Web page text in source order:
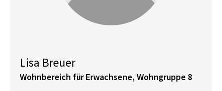
Lisa Breuer
Wohnbereich für Erwachsene, Wohngruppe 8